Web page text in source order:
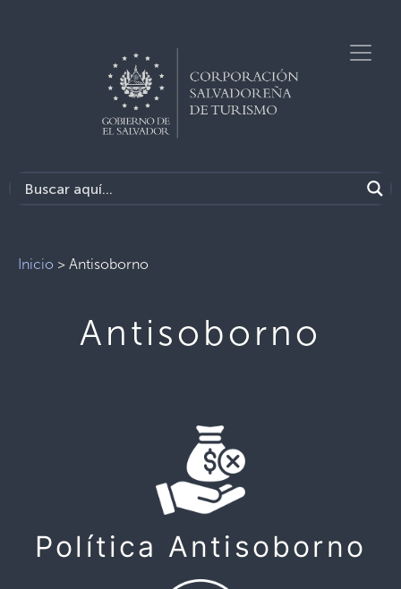
Inicio > Antisoborno
Antisoborno
Política Antisoborno